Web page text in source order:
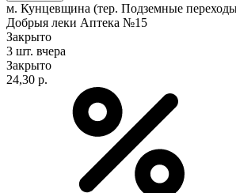
м. Кунцевщина (тер. Подземные
Добрыя леки Аптека №15
Закрыто
3 шт. вчера
Закрыто
24,30 р.